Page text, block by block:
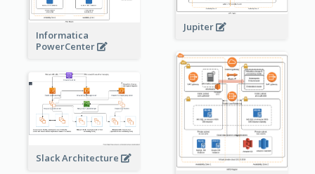
Jupiter
Informatica
PowerCenter
Slack Architecture